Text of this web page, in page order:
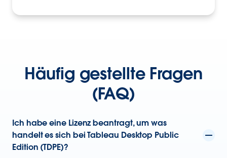
Häufig gestellte Fragen
(FAQ)
Ich habe eine Lizenz beantragt, um was
handelt es sich bei Tableau Desktop Public
Edition (TDPE)?